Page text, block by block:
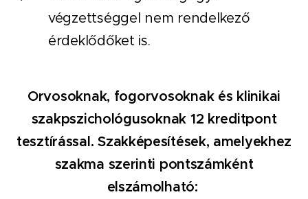
végzettséggel nem rendelkező
érdeklődőket is.
Orvosoknak, fogorvosoknak és klinikai
szakpszichológusoknak 12 kreditpont
tesztírással. Szakképesítések, amelyekhez
szakma szerinti pontszámként
elszámolható: